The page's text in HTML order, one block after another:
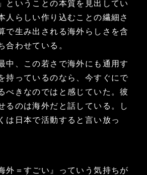
ということの本質を見出してい
人らしい作り込むことの繊細さ
で生み出される海外らしさを含
合わせている。
中、この若さで海外にも通用す
持っているのなら、今すぐにで
べきなのではと感じていた。彼
るのは海外だと話している。し
は日本で活動すると言い放っ
外＝すごい』っていう気持ちが